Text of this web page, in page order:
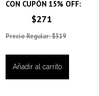
CON CUPÓN 15% OFF:
$271
Precio Regular: $319
Añadir al carrito